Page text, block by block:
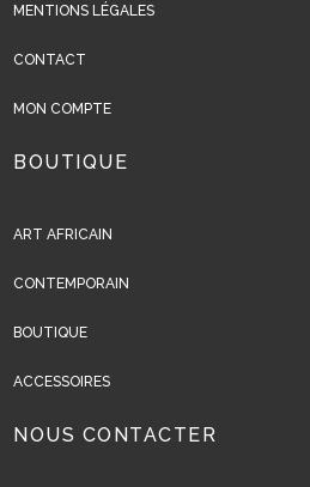
MENTIONS LÉGALES
CONTACT
MON COMPTE
BOUTIQUE
ART AFRICAIN
CONTEMPORAIN
BOUTIQUE
ACCESSOIRES
NOUS CONTACTER